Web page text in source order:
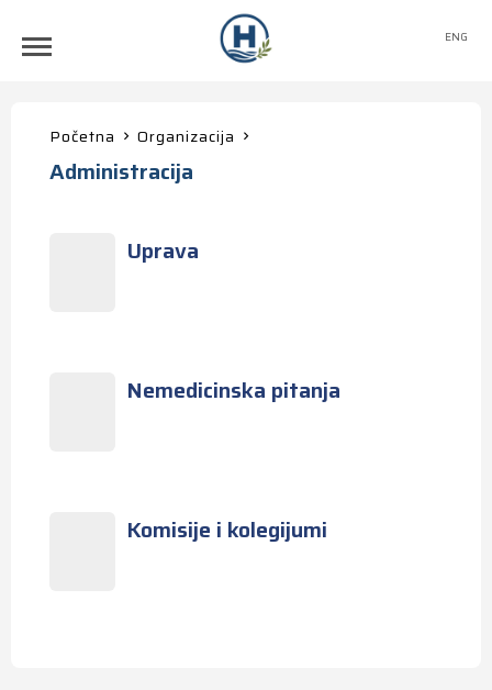
ENG
Početna Organizacija
Administracija
Uprava
Nemedicinska pitanja
Komisije i kolegijumi